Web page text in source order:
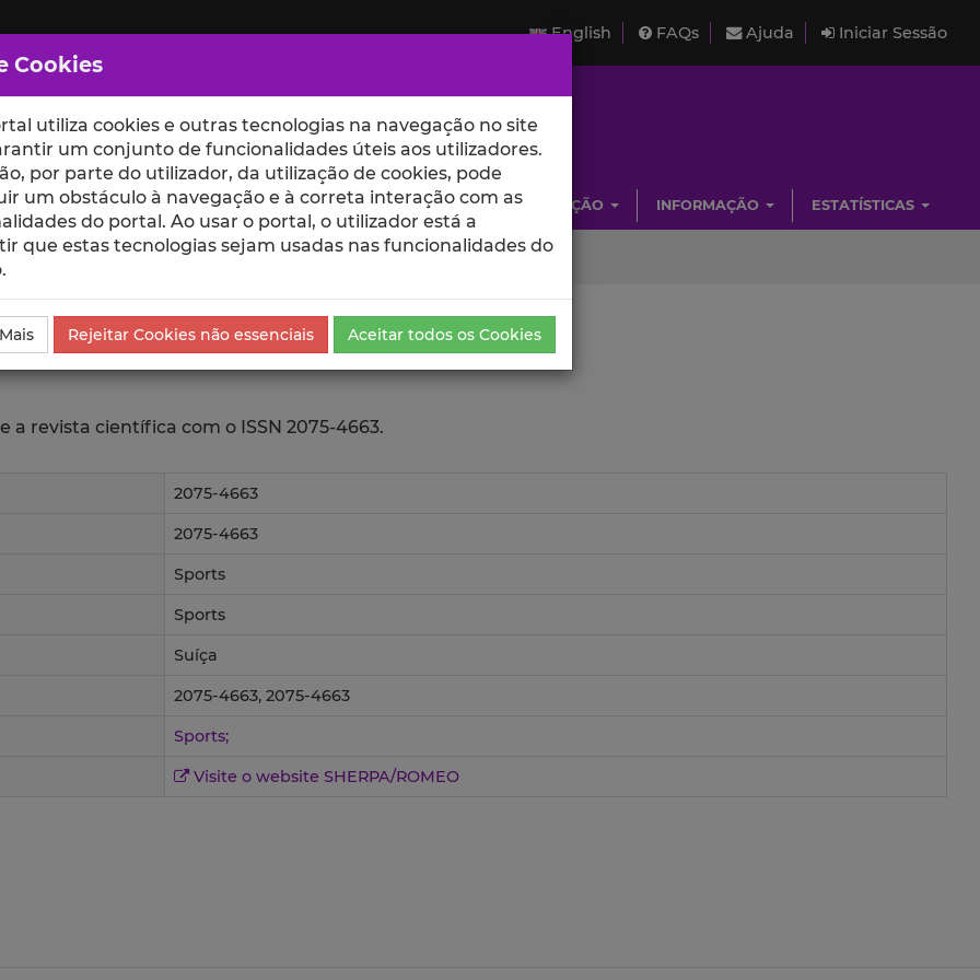
English FAQs Ajuda Iniciar Sessão
ESCOLAS UNIDADES INVESTIGAÇÃO INFORMAÇÃO ESTATÍSTICAS
a revista científica com o ISSN 2075-4663.
2075-4663
2075-4663
Sports
Sports
Suíça
2075-4663, 2075-4663
Sports;
Visite o website SHERPA/ROMEO
Cookies
utiliza cookies e outras tecnologias na navegação no site
um conjunto de funcionalidades úteis aos utilizadores.
por parte do utilizador, da utilização de cookies, pode
um obstáculo à navegação e à correta interação com as
do portal. Ao usar o portal, o utilizador está a
que estas tecnologias sejam usadas nas funcionalidades do
Rejeitar Cookies não essenciais Aceitar todos os Cookies